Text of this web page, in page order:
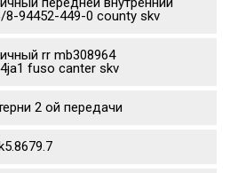
8-94452-449-0 county skv
rr mb308964
fuso canter skv
2 ой передачи